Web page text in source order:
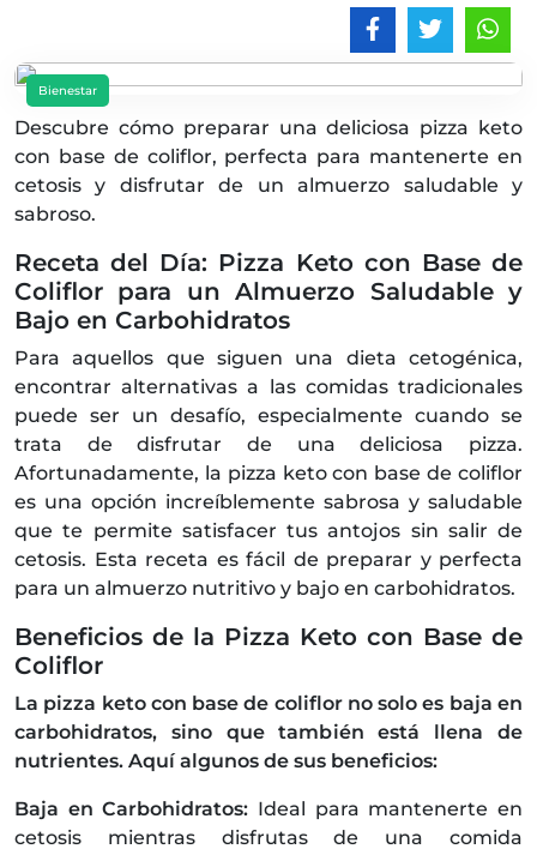
Bienestar
Descubre cómo preparar una deliciosa pizza keto
con base de coliflor, perfecta para mantenerte en
cetosis y disfrutar de un almuerzo saludable y
sabroso.
Receta del Día: Pizza Keto con Base de
Coliflor para un Almuerzo Saludable y
Bajo en Carbohidratos
Para aquellos que siguen una dieta cetogénica,
encontrar alternativas a las comidas tradicionales
puede ser un desafío, especialmente cuando se
trata de disfrutar de una deliciosa pizza.
Afortunadamente, la pizza keto con base de coliflor
es una opción increíblemente sabrosa y saludable
que te permite satisfacer tus antojos sin salir de
cetosis. Esta receta es fácil de preparar y perfecta
para un almuerzo nutritivo y bajo en carbohidratos.
Beneficios de la Pizza Keto con Base de
Coliflor
La pizza keto con base de coliflor no solo es baja en
carbohidratos, sino que también está llena de
nutrientes. Aquí algunos de sus beneficios:
Baja en Carbohidratos: Ideal para mantenerte en
cetosis mientras disfrutas de una comida